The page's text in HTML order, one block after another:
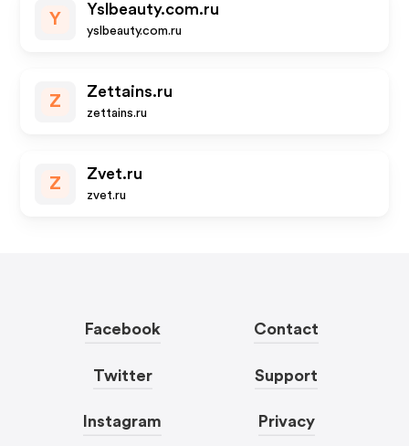
Y
Yslbeauty.com.ru
yslbeauty.com.ru
Z
Zettains.ru
zettains.ru
Z
Zvet.ru
zvet.ru
Facebook
Twitter
Instagram
Contact
Support
Privacy